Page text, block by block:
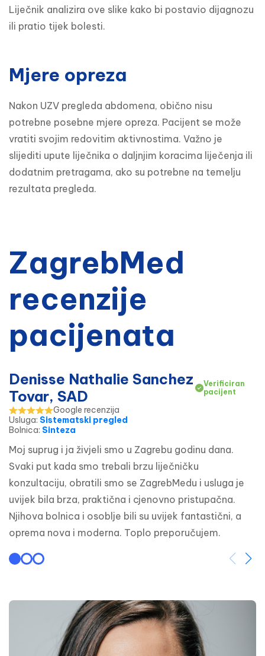
Liječnik analizira ove slike kako bi postavio dijagnozu
ili pratio tijek bolesti.
Mjere opreza
Nakon UZV pregleda abdomena, obično nisu
potrebne posebne mjere opreza. Pacijent se može
vratiti svojim redovitim aktivnostima. Važno je
slijediti upute liječnika o daljnjim koracima liječenja ili
dodatnim pretragama, ako su potrebne na temelju
rezultata pregleda.
ZagrebMed
recenzije
pacijenata
Denisse Nathalie Sanchez
Tovar, SAD
Verificiran
pacijent
Google recenzija
Usluga: Sistematski pregled
Bolnica: Sinteza
Moj suprug i ja živjeli smo u Zagrebu godinu dana.
Svaki put kada smo trebali brzu liječničku
konzultaciju, obratili smo se ZagrebMedu i usluga je
uvijek bila brza, praktična i cjenovno pristupačna.
Njihova bolnica i osoblje bili su uvijek fantastični, a
oprema nova i moderna. Toplo preporučujem.